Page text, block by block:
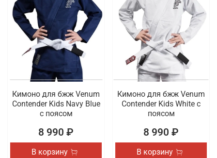
Кимоно для бжж Venum
Contender Kids Navy Blue
с поясом
8 990 ₽
В корзину
Кимоно для бжж Venum
Contender Kids White с
поясом
8 990 ₽
В корзину